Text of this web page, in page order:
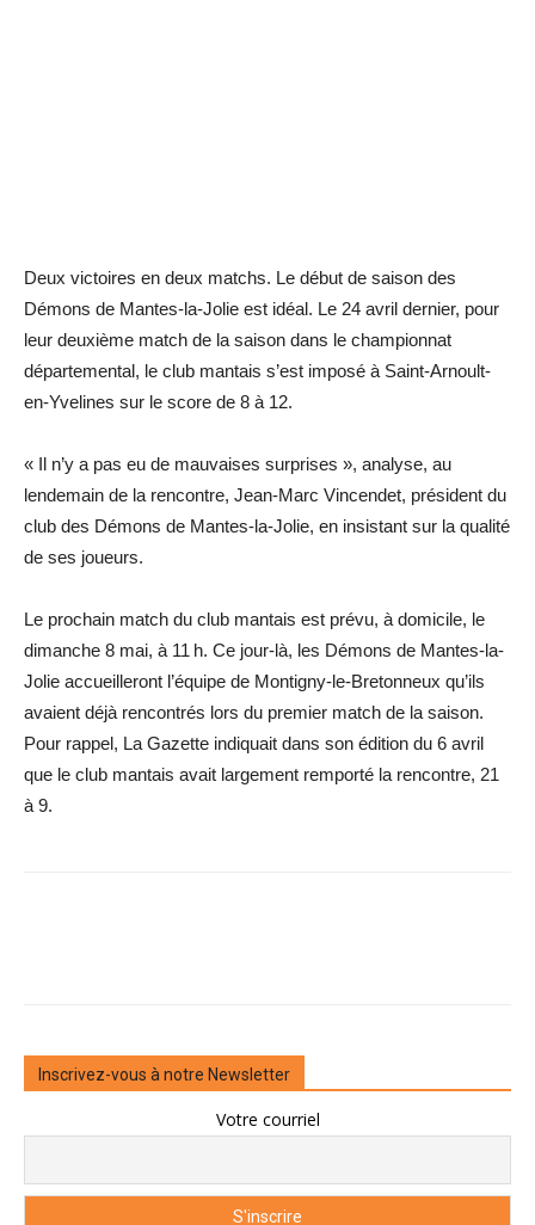
Deux victoires en deux matchs. Le début de saison des
Démons de Mantes-la-Jolie est idéal. Le 24 avril dernier, pour
leur deuxième match de la saison dans le championnat
départemental, le club mantais s’est imposé à Saint-Arnoult-
en-Yvelines sur le score de 8 à 12.
« Il n’y a pas eu de mauvaises surprises », analyse, au
lendemain de la rencontre, Jean-Marc Vincendet, président du
club des Démons de Mantes-la-Jolie, en insistant sur la qualité
de ses joueurs.
Le prochain match du club mantais est prévu, à domicile, le
dimanche 8 mai, à 11 h. Ce jour-là, les Démons de Mantes-la-
Jolie accueilleront l’équipe de Montigny-le-Bretonneux qu’ils
avaient déjà rencontrés lors du premier match de la saison.
Pour rappel, La Gazette indiquait dans son édition du 6 avril
que le club mantais avait largement ­remporté la rencontre, 21
à 9.
Inscrivez-vous à notre Newsletter
Votre courriel